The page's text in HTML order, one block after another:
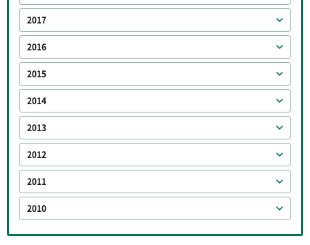
2017
2016
2015
2014
2013
2012
2011
2010